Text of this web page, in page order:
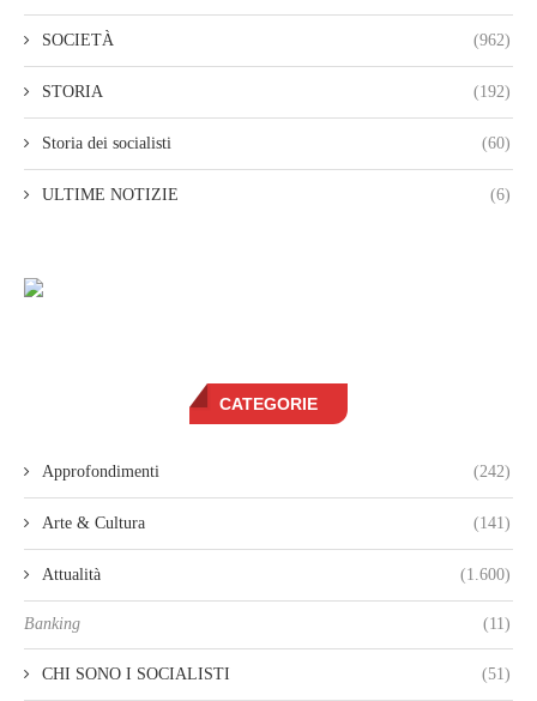
SOCIETÀ (962)
STORIA (192)
Storia dei socialisti (60)
ULTIME NOTIZIE (6)
CATEGORIE
Approfondimenti (242)
Arte & Cultura (141)
Attualità (1.600)
Banking (11)
CHI SONO I SOCIALISTI (51)